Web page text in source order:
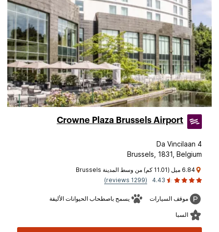
Crowne Plaza Brussels Airport
Da Vincilaan 4
Brussels, 1831, Belgium
6.84 ميل (11.01 كم) من وسط المدينة Brussels
4.43
(1299 reviews)
موقف السيارات يسمح باصطحاب الحيوانات الأليفة
السبا